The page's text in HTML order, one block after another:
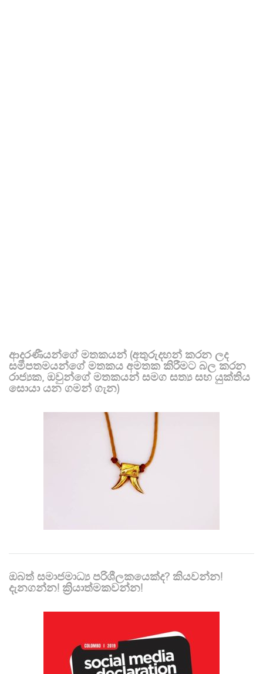
ආදරණීයන්ගේ මතකයන් (අතුරුදහන් කරන ලද
සමීපතමයන්ගේ මතකය අමතක කිරීමට බල කරන
රාජ්‍යක, ඔවුන්ගේ මතකයන් සමග සත්‍ය සහ යුක්තිය
සොයා යන ගමන් ගැන)
ඔබත් සමාජමාධ්‍ය පරිශීලකයෙක්ද? කියවන්න!
දැනගන්න! ක්‍රියාත්මකවන්න!